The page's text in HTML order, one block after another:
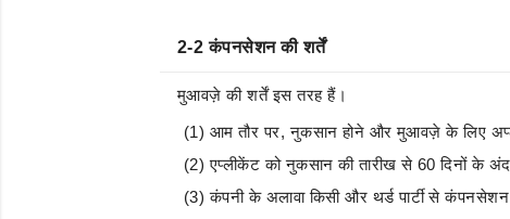
2-2 कंपनसेशन की शर्तें
मुआवज़े की शर्तें इस तरह हैं।
(1) आम तौर पर, नुकसान होने और मुआवज़े के लिए
(2) एप्लीकेंट को नुकसान की तारीख से 60 दिनों के
(3) कंपनी के अलावा किसी और थर्ड पार्टी से